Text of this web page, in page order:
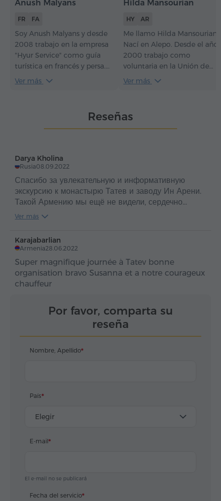
Anush Malyans
FR FA
Soy Anush Malyans y desde
2008 trabajo en la empresa
"Hyur Service" como guía
turística en francés y persa.
Estaré encantada de darte la
contaré por qué desde 2001
vivo aquí con mi familia.
Ver más
Hilda Mansourian
HY AR
Me llamo Hilda Mansourian.
Nací en Alepo. Desde el año
2000 trabajo como
voluntaria en la Unión de
Ayuda Armenia. Me dedico
que mi grupo regrese
impresionado por la belleza
Ver más
Reseñas
Darya Kholina
Rusia08.09.2022
Спасибо за увлекательную и информативную
экскурсию к монастырю Татев и заводу Ин Арени.
Такой Армению мы ещё не видели, сердечно
благодарим! Очень качественно и душевно
Ver más
Karajabarlian
Armenia28.06.2022
Super magnifique journée à Tatev bonne
organisation bravo Susanna et a notre courageux
chauffeur
Por favor, comparta su
reseña
Nombre, Apellido
País
Elegir
E-mail
El e-mail no se publicará
Fecha del servicio